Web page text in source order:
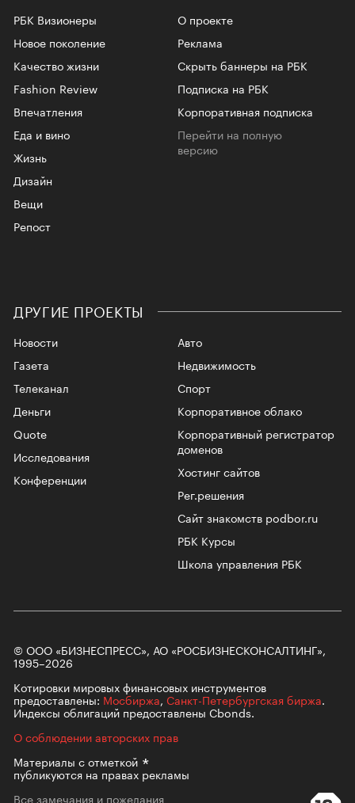
РБК Визионеры
Новое поколение
Качество жизни
Fashion Review
Впечатления
Еда и вино
Жизнь
Дизайн
Вещи
Репост
О проекте
Реклама
Скрыть баннеры на РБК
Подписка на РБК
Корпоративная подписка
Перейти на полную
версию
ДРУГИЕ ПРОЕКТЫ
Новости
Газета
Телеканал
Авто
Недвижимость
Спорт
Корпоративное облако
Корпоративный регистратор
доменов
Хостинг сайтов
Рег.решения
Сайт знакомств podbor.ru
РБК Курсы
Школа управления РБК
Деньги
Quote
Исследования
Конференции
© ООО «БИЗНЕСПРЕСС», АО «РОСБИЗНЕСКОНСАЛТИНГ»,
1995–2026
Котировки мировых финансовых инструментов
предоставлены: Мосбиржа, Санкт-Петербургская биржа.
Индексы облигаций предоставлены Cbonds.
О соблюдении авторских прав
Материалы сотметкой
публикуются на правах рекламы
Все замечания и пожелания